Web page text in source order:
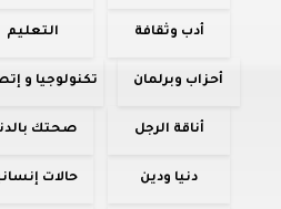
أدب وثقافة التعليم
أحزاب وبرلمان تكنولوجيا و
أناقة الرجل صحتك
دنيا ودين حالات